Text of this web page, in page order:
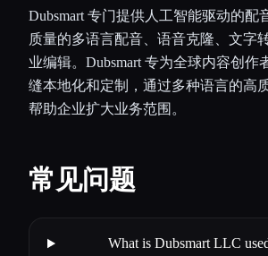
Dubsmart 专门提供人工智能驱动的配
质量的多语言配音、语音克隆、文字
业编辑。Dubsmart 专为全球内容创作
缝本地化和定制，通过多种语言的高
帮助企业扩大业务范围。
常见问题
What is Dubsmart LLC